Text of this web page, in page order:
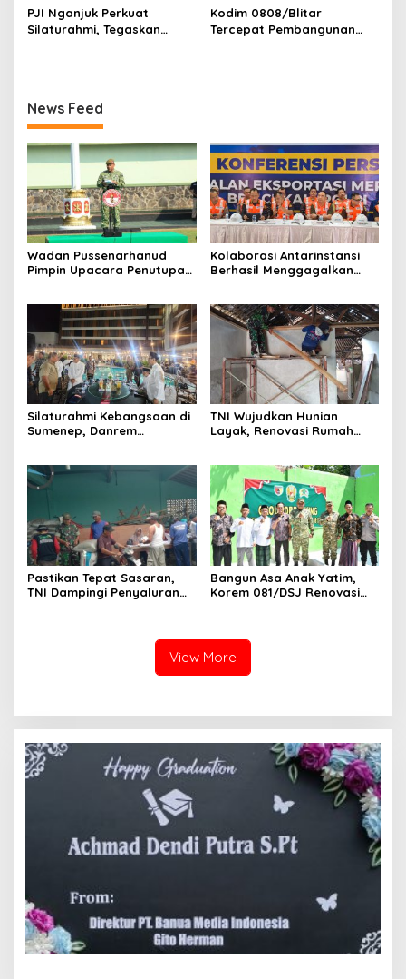
PJI Nganjuk Perkuat
Silaturahmi, Tegaskan
Kodim 0808/Blitar
Tercepat Pembangunan
News Feed
Wadan Pussenarhanud
Pimpin Upacara Penutupan
Pusdikarhanud
Kolaborasi Antarinstansi
Berhasil Menggagalkan
Silaturahmi Kebangsaan di
Sumenep, Danrem
Bangun Madura
TNI Wujudkan Hunian
Layak, Renovasi Rumah
Pastikan Tepat Sasaran,
TNI Dampingi Penyaluran
Bangun Asa Anak Yatim,
Korem 081/DSJ Renovasi
View More